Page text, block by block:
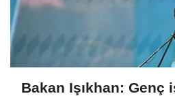
Bakan Işıkhan: Genç